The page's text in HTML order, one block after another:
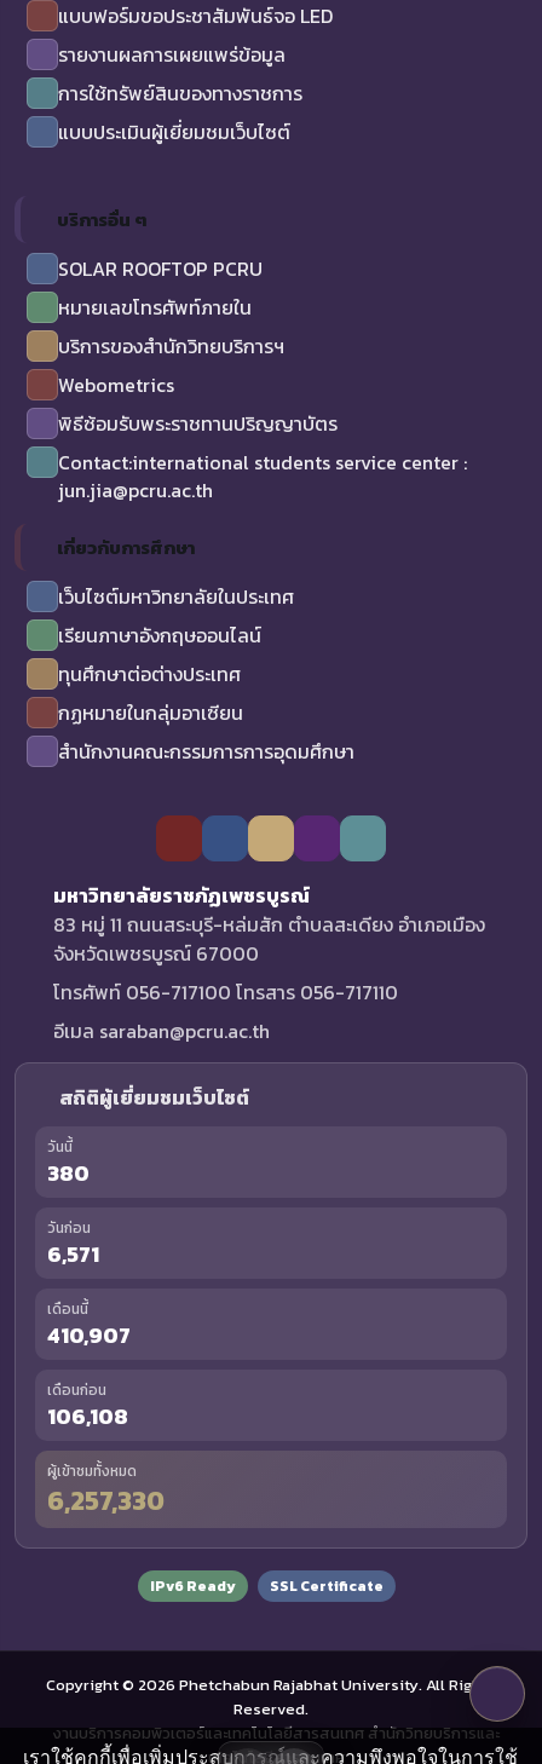
แบบฟอร์มขอประชาสัมพันธ์จอ LED
รายงานผลการเผยแพร่ข้อมูล
การใช้ทรัพย์สินของทางราชการ
แบบประเมินผู้เยี่ยมชมเว็บไซต์
บริการอื่น ๆ
SOLAR ROOFTOP PCRU
หมายเลขโทรศัพท์ภายใน
บริการของสำนักวิทยบริการฯ
Webometrics
พิธีซ้อมรับพระราชทานปริญญาบัตร
Contact:international students service center :
jun.jia@pcru.ac.th
เกี่ยวกับการศึกษา
เว็บไซต์มหาวิทยาลัยในประเทศ
เรียนภาษาอังกฤษออนไลน์
ทุนศึกษาต่อต่างประเทศ
กฏหมายในกลุ่มอาเซียน
สำนักงานคณะกรรมการการอุดมศึกษา
มหาวิทยาลัยราชภัฏเพชรบูรณ์
83 หมู่ 11 ถนนสระบุรี-หล่มสัก ตำบลสะเดียง อำเภอเมือง
จังหวัดเพชรบูรณ์ 67000
โทรศัพท์ 056-717100 โทรสาร 056-717110
อีเมล saraban@pcru.ac.th
สถิติผู้เยี่ยมชมเว็บไซต์
วันนี้
380
วันก่อน
6,571
เดือนนี้
410,907
เดือนก่อน
106,108
ผู้เข้าชมทั้งหมด
6,257,330
IPv6 Ready SSL Certificate
Copyright © 2026 Phetchabun Rajabhat University. All Rights
Reserved.
งานบริการคอมพิวเตอร์และเทคโนโลยีสารสนเทศ สำนักวิทยบริการและ
เทคโนโลยีสารสนเทศ
เราใช้คุกกี้เพื่อเพิ่มประสบการณ์และความพึงพอใจในการใช้